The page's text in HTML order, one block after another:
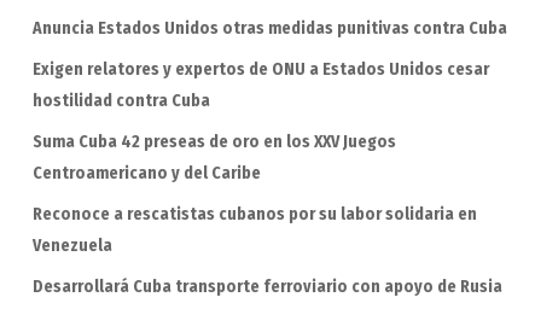
Anuncia Estados Unidos otras medidas punitivas contra Cuba
Exigen relatores y expertos de ONU a Estados Unidos cesar
hostilidad contra Cuba
Suma Cuba 42 preseas de oro en los XXV Juegos
Centroamericano y del Caribe
Reconoce a rescatistas cubanos por su labor solidaria en
Venezuela
Desarrollará Cuba transporte ferroviario con apoyo de Rusia